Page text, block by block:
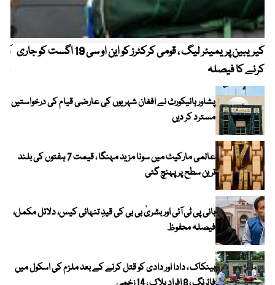
کیریبین پریمیئر لیگ ، قومی کرکٹرز کو این او سی 19 اگست کو جاری
کرنے کا فیصلہ
پشاور ہائیکورٹ نے افغان شہریوں کی عارضی قیام کی درخواستیں
مسترد کر دیں
عالمی مارکیٹ میں سونا مزید مہنگا ، قیمت 7 ہفتوں کی بلند
ترین سطح پر پہنچ گئی
بانی پی ٹی آئی اور بشریٰ بی بی کی قیدِ تنہائی کیس، دلائل مکمل،
فیصلہ محفوظ
بینکاک ، دادا اور دادی کو قتل کرنے کے بعد ملزم کی اسکول میں